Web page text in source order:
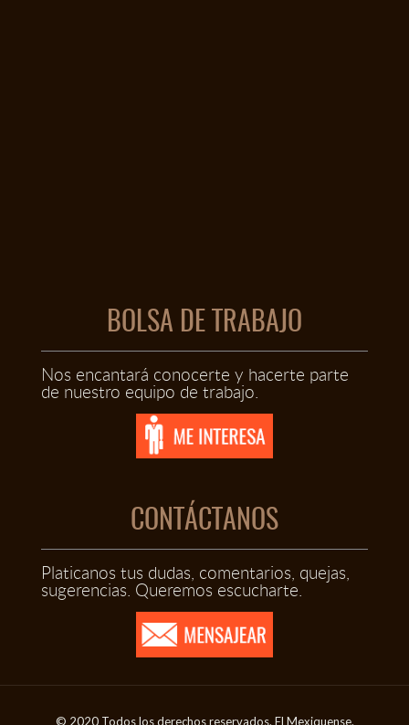
BOLSA DE TRABAJO
Nos encantará conocerte y hacerte parte
de nuestro equipo de trabajo.
CONTÁCTANOS
Platicanos tus dudas, comentarios, quejas,
sugerencias. Queremos escucharte.
© 2020 Todos los derechos reservados. El Mexiquense.